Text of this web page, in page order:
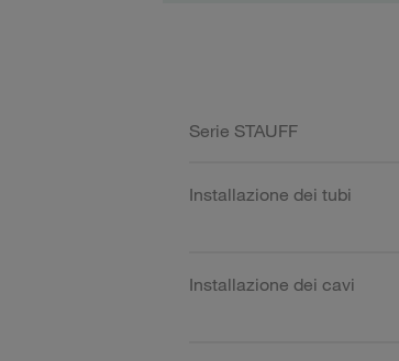
Serie STAUFF
Installazione dei tubi
Installazione dei cavi